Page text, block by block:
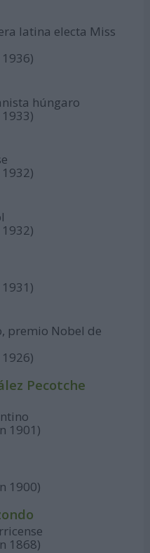
latina electa Miss
húngaro
premio Nobel de
Pecotche
1901)
1900)
1868)